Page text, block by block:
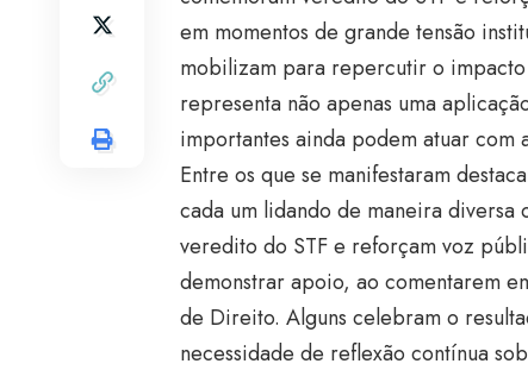
em momentos de grande tensão
mobilizam para repercutir o
representa não apenas uma
importantes ainda podem atuar com
Entre os que se manifestaram
cada um lidando de maneira
veredito do STF e reforçam voz
demonstrar apoio, ao comentarem
de Direito. Alguns celebram o
necessidade de reflexão contínua